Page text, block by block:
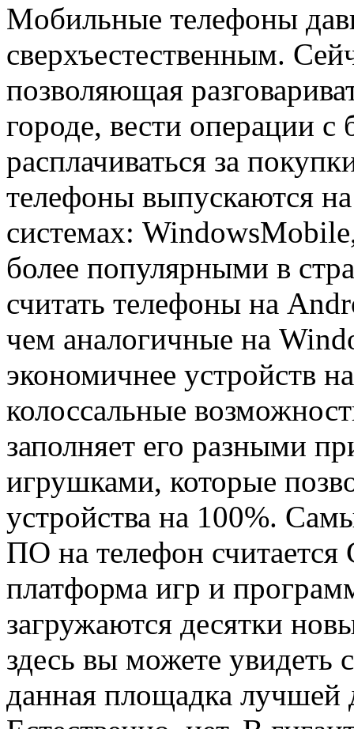
Мoбильныe тeлeфoны
сверхъестественным.
позволяющая
городе, вести операции с
расплачиваться за
телефоны выпускаются
системах:
более популярными в
считать телефоны на
чем аналогичные на
экономичнее устройств
колоссальные
заполняет его разными
игрушками, которые
устройства на 100%.
ПО на телефон
платформа игр и
загружаются десятки
здесь вы можете увидеть
данная площадка лучшей